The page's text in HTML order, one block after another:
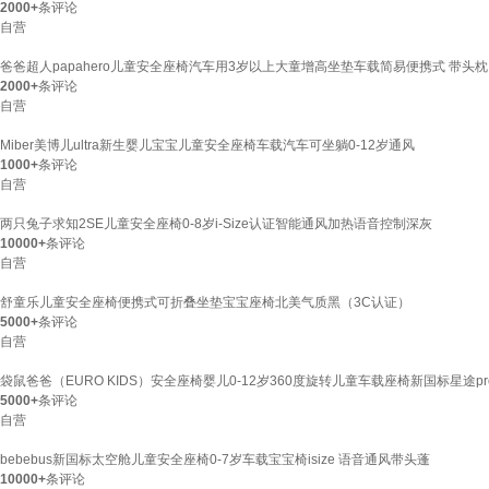
2000+条评论
自营
爸爸超人papahero儿童安全座椅汽车用3岁以上大童增高坐垫车载简易便携式 带头枕
2000+条评论
自营
Miber美博儿ultra新生婴儿宝宝儿童安全座椅车载汽车可坐躺0-12岁通风
1000+条评论
自营
两只兔子求知2SE儿童安全座椅0-8岁i-Size认证智能通风加热语音控制深灰
10000+条评论
自营
舒童乐儿童安全座椅便携式可折叠坐垫宝宝座椅北美气质黑（3C认证）
5000+条评论
自营
袋鼠爸爸（EURO KIDS）安全座椅婴儿0-12岁360度旋转儿童车载座椅新国标星途
5000+条评论
自营
bebebus新国标太空舱儿童安全座椅0-7岁车载宝宝椅isize 语音通风带头蓬
10000+条评论